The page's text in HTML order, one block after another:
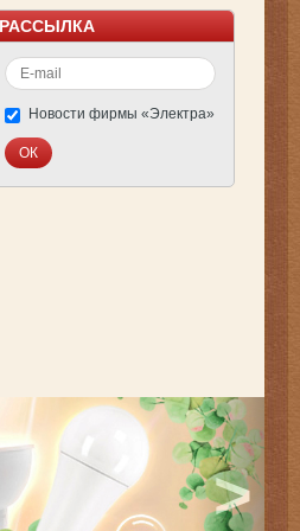
РАССЫЛКА
Новости фирмы «Электра»